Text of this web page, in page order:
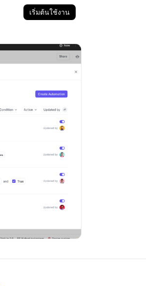
เริ่มต้นใช้งาน